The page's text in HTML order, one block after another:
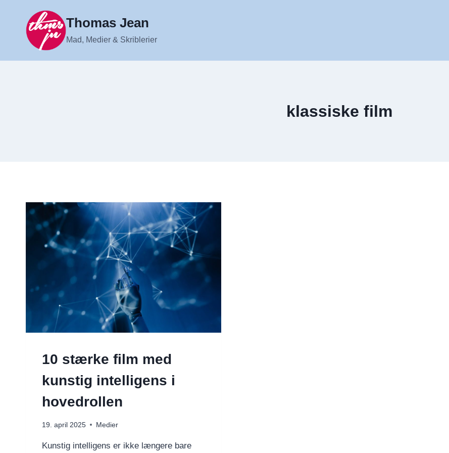
indhold
Thomas Jean
Mad, Medier & Skriblerier
klassiske film
10 stærke film med
kunstig intelligens i
hovedrollen
19. april 2025 Medier
Kunstig intelligens er ikke længere bare